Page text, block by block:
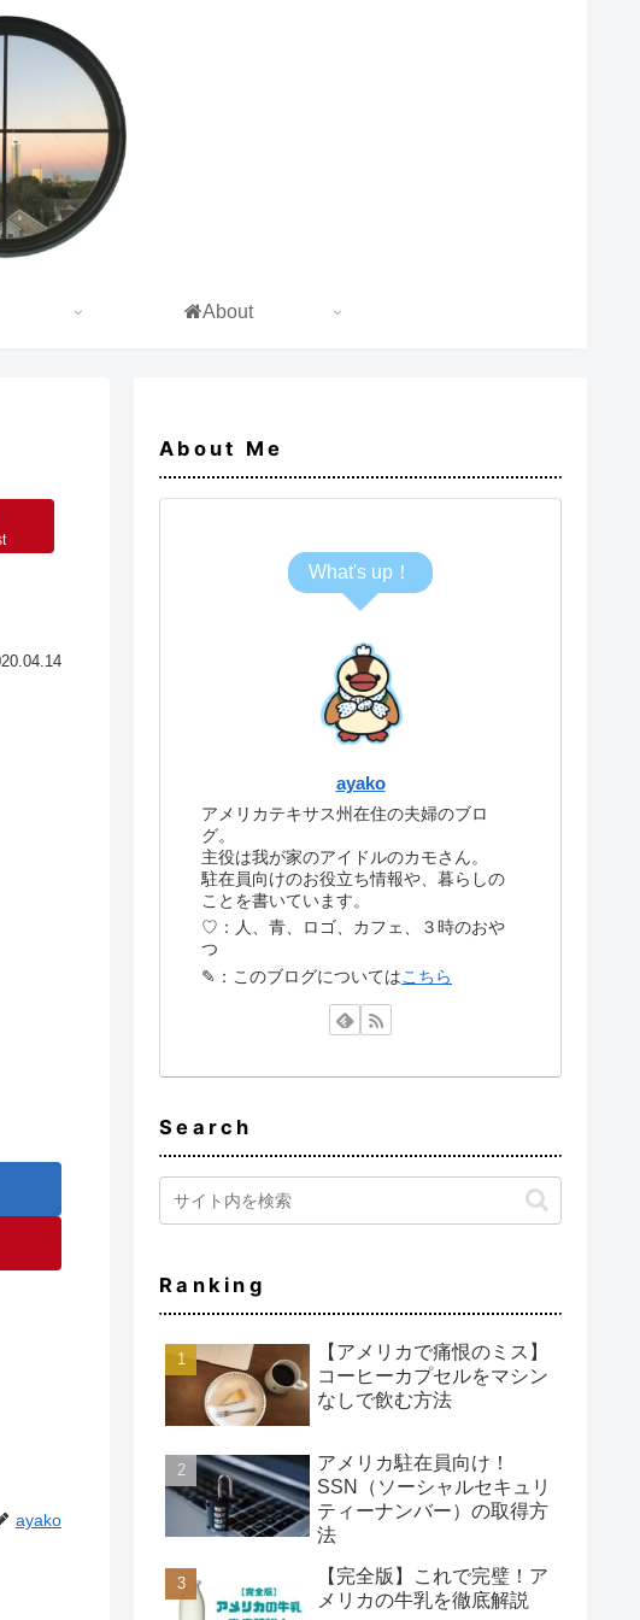
About
ayako
About Me
What's up！
ayako
アメリカテキサス州在住の夫婦のブロ
グ。
主役は我が家のアイドルのカモさん。
駐在員向けのお役立ち情報や、暮らしの
ことを書いています。
♡：人、青、ロゴ、カフェ、３時のおや
つ
✎：このブログについてはこちら
Search
Ranking
【アメリカで痛恨のミス】
コーヒーカプセルをマシン
なしで飲む方法
アメリカ駐在員向け！
SSN（ソーシャルセキュリ
ティーナンバー）の取得方
法
【完全版】これで完璧！ア
メリカの牛乳を徹底解説